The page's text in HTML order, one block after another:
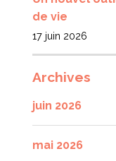
de vie
17 juin 2026
Archives
juin 2026
mai 2026